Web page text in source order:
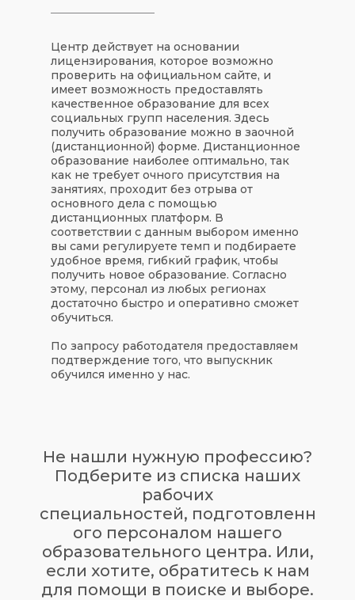
Центр действует на основании
лицензирования, которое возможно
проверить на официальном сайте, и
имеет возможность предоставлять
качественное образование для всех
социальных групп населения. Здесь
получить образование можно в заочной
(дистанционной) форме. Дистанционное
образование наиболее оптимально, так
как не требует очного присутствия на
занятиях, проходит без отрыва от
основного дела с помощью
дистанционных платформ. В
соответствии с данным выбором именно
вы сами регулируете темп и подбираете
удобное время, гибкий график, чтобы
получить новое образование. Согласно
этому, персонал из любых регионах
достаточно быстро и оперативно сможет
обучиться.
По запросу работодателя предоставляем
подтверждение того, что выпускник
обучился именно у нас.
Не нашли нужную профессию?
Подберите из списка наших
рабочих
специальностей, подготовленн
ого персоналом нашего
образовательного центра. Или,
если хотите, обратитесь к нам
для помощи в поиске и выборе.